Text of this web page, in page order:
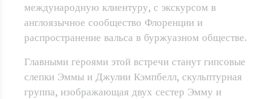
международную клиентуру, с экскурсом в
англоязычное сообщество Флоренции и
распространение вальса в буржуазном обществе.
Главными героями этой встречи станут гипсовые
слепки Эммы и Джулии Кэмпбелл, скульптурная
группа, изображающая двух сестер Эмму и